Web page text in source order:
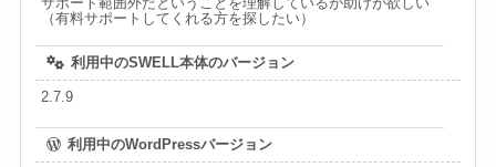
（有料サポートしてくれる方を探したい）
利用中のSWELL本体のバージョン
2.7.9
利用中のWordPressバージョン